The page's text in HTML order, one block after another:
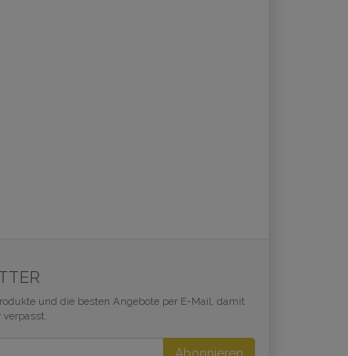
und die besten Angebote per E-Mail, damit